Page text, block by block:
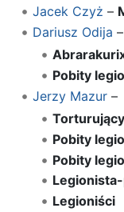
Jacek Czyż –
Dariusz Odija –
Pobity
Jerzy Mazur–
Pobity
Pobity
Legioniści